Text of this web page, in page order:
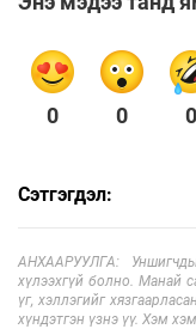
0 0 0
Сэтгэгдэл:
АНХААРУУЛГА:
хүлээхгүй болно. Манай
үг, хэллэгийг
хүндэтгэн үзнэ үү. Хэм